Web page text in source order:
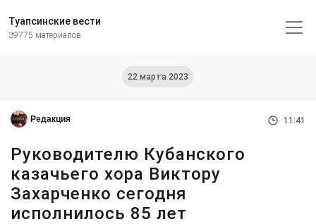
Туапсинские вести
39775 материалов
22 марта 2023
Редакция 11:41
Руководителю Кубанского
казачьего хора Виктору
Захарченко сегодня
исполнилось 85 лет